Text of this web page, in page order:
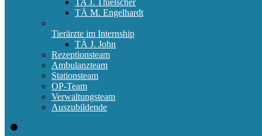
TA J. Thielscher
TÄ M. Engelhardt
Tierärzte im Internship
TÄ J. John
Rezeptionsteam
Ambulanzteam
Stationsteam
OP-Team
Verwaltungsteam
Auszubildende